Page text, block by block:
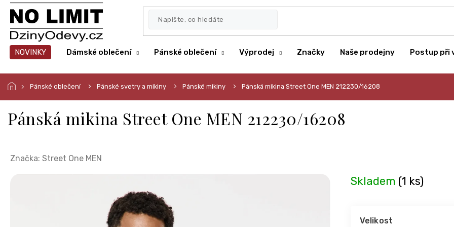
Přejít
obsah
NOVINKY Dámské oblečení Pánské oblečení Výprodej Značky Naše prodejny Postup při
Pánské oblečení Pánské svetry a mikiny Pánské mikiny Pánská mikina Street One MEN 212230/16208
Pánská mikina Street One MEN 212230/16208
Značka: Street One MEN
Skladem (1 ks)
Velikost